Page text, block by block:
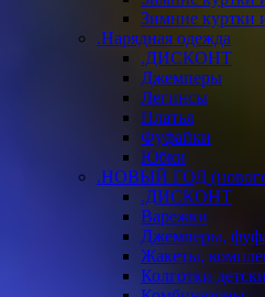
Зимние куртки
.Нарядная одежда
.ДИСКОНТ
Джемперы
Легинсы
Платья
Фуфайки
Юбки
.НОВЫЙ ГОД
.ДИСКОНТ
Варежки
Джемперы,
Жакеты,
Колготки